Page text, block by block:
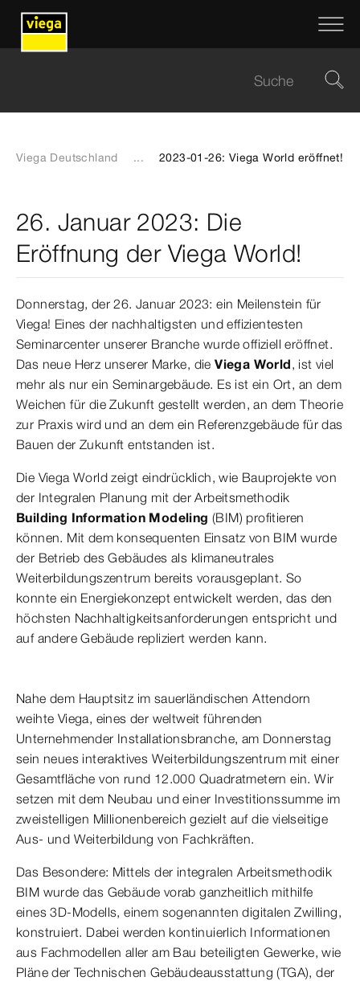
Viega Deutschland ... 2023-01-26: Viega World eröffnet!
26. Januar 2023: Die
Eröffnung der Viega World!
Donnerstag, der 26. Januar 2023: ein Meilenstein für
Viega! Eines der nachhaltigsten und effizientesten
Seminarcenter unserer Branche wurde offiziell eröffnet.
Das neue Herz unserer Marke, dieViega World, ist viel
mehr als nur ein Seminargebäude. Es ist ein Ort, an dem
Weichen für die Zukunft gestellt werden, an dem Theorie
zur Praxis wird und an dem ein Referenzgebäude für das
Bauen der Zukunft entstanden ist.
Die Viega World zeigt eindrücklich, wie Bauprojekte von
der Integralen Planung mit der Arbeitsmethodik
Building Information Modeling (BIM) profitieren
können. Mit dem konsequenten Einsatz von BIM wurde
der Betrieb des Gebäudes als klimaneutrales
Weiterbildungszentrum bereits vorausgeplant. So
konnte ein Energiekonzept entwickelt werden, das den
höchsten Nachhaltigkeitsanforderungen entspricht und
auf andere Gebäude repliziert werden kann.
Nahe dem Hauptsitz im sauerländischen Attendorn
weihte Viega, eines der weltweit führenden
Unternehmender Installationsbranche, am Donnerstag
sein neues interaktives Weiterbildungszentrum mit einer
Gesamtfläche von rund 12.000 Quadratmetern ein. Wir
setzen mit dem Neubau und einer Investitionssumme im
zweistelligen Millionenbereich gezielt auf die vielseitige
Aus- und Weiterbildung von Fachkräften.
Das Besondere: Mittels der integralen Arbeitsmethodik
BIM wurde das Gebäude vorab ganzheitlich mithilfe
eines 3D-Modells, einem sogenannten digitalen Zwilling,
konstruiert. Dabei werden kontinuierlich Informationen
aus Fachmodellen aller am Bau beteiligten Gewerke, wie
Pläne der Technischen Gebäudeausstattung (TGA), der